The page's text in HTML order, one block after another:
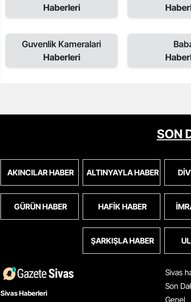
Haberleri
Guvenlik Kameralari
Haberleri
SON
AKINCILAR HABER ALTINYAYLA HABER
GÜRÜN HABER HAFIK HABER
ŞARKIŞLA HABER
Sivas Haberleri
Sivas
Son
Genel